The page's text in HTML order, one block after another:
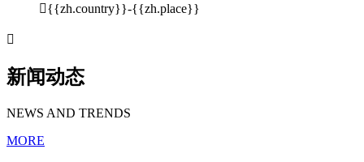
{{zh.country}}-{{zh.place}}

新闻动态
NEWS AND TRENDS
MORE